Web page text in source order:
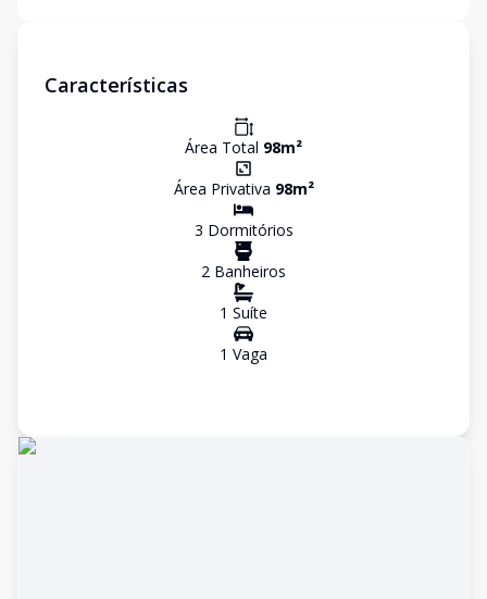
Características
Área Total 98m²
Área Privativa 98m²
3 Dormitórios
2 Banheiros
1 Suíte
1 Vaga